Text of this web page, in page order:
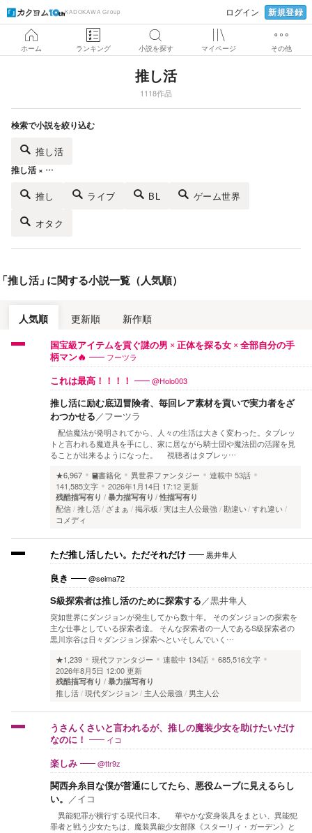
KADOKAWA Group ログイン 新規登録
ホーム ランキング 小説を探す マイページ その他
推し活
1118作品
検索で小説を絞り込む
推し活
推し活 × …
推し ライブ BL ゲーム世界
オタク
推し活」に関する小説一覧（人気順）
人気順 更新順 新作順
国宝級アイテムを貢ぐ謎の男 × 正体を探る女 × 全部自分の手
柄マン🔥
フーツラ
これは最高！！！！ @Holo003
推し活に励む底辺冒険者、毎回レア素材を貢いで実力者をざ
わつかせる／フーツラ
配信魔法が発明されてから、人々の生活は大きく変わった。タブレッ
トと言われる魔道具を手にし、家に居ながら騎士団や魔法団の活躍を見
ることが出来るようになった。 視聴者はタブレッ…
★6,967
書籍化 異世界ファンタジー 連載中 53話
141,585文字
2026年1月14日 17:12 更新
残酷描写有り 暴力描写有り 性描写有り
配信 推し活 ざまぁ 掲示板 実は主人公最強 勘違い すれ違い
コメディ
ただ推し活したい。ただそれだけ 黒井隼人
良き @seima72
S級探索者は推し活のために探索する／黒井隼人
突如世界にダンジョンが発生してから数十年。 そのダンジョンの探索を
主な仕事としている探索者達。 そんな探索者の一人であるS級探索者の
黒川宗谷は日々ダンジョン探索へといそしんでいく…
★1,239
現代ファンタジー 連載中 134話
685,516文字
2026年8月5日 12:00 更新
残酷描写有り 暴力描写有り
推し活 現代ダンジョン 主人公最強 男主人公
うさんくさいと言われるが、推しの魔装少女を助けたいだけ
なのに！
イコ
楽しみ @ttr9z
関西弁糸目な僕が普通にしてたら、悪役ムーブに見えるらし
い。 ／イコ
異能犯罪が横行する現代日本。 華やかな変身装具をまとい、異能犯
罪者と戦う少女たちは、魔装異能少女部隊《スターリィ・ガーデン》と